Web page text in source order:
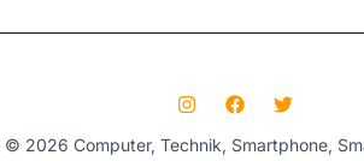
2026 Computer, Technik, Smartphone,